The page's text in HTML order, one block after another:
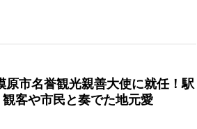
市名誉観光親善大使に就任！駅
客や市民と奏でた地元愛